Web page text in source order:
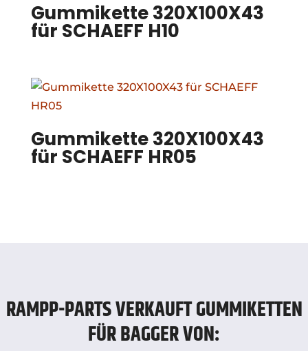
Gummikette 320X100X43
für SCHAEFF H10
Gummikette 320X100X43
für SCHAEFF HR05
RAMPP-PARTS VERKAUFT GUMMIKETTEN
FÜR BAGGER VON: